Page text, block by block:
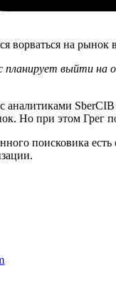
планирует выйти на
аналитиками
Но при этом Грег
поисковика